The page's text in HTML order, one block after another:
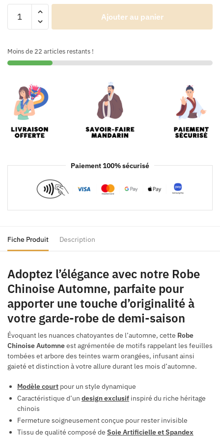
Ajouter au panier
Moins de 22 articles restants !
Paiement 100% sécurisé
Fiche Produit Description
Adoptez l’élégance avec notre Robe
Chinoise Automne, parfaite pour
apporter une touche d’originalité à
votre garde-robe de demi-saison
Évoquant les nuances chatoyantes de l’automne, cette Robe
Chinoise Automneest agrémentée de motifs rappelant les feuilles
tombées et arbore des teintes warm orangées, infusant ainsi
gaieté et distinction à votre allure durant les mois d’automne.
Modèle court pour un style dynamique
Caractéristique d’un design exclusif inspiré du riche héritage
chinois
Fermeture soigneusement conçue pour rester invisible
Tissu de qualité composé de Soie Artificielle et Spandex